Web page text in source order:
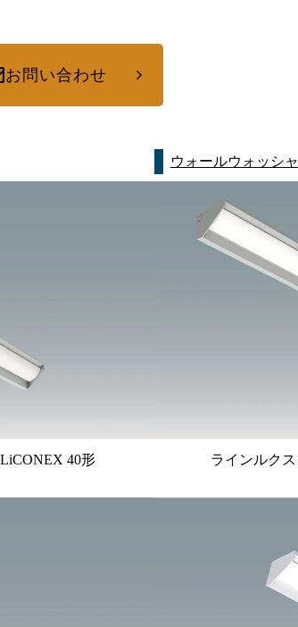
お問い合わせ
40形
ウォールウォッシ
ラインルク